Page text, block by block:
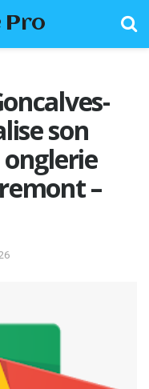
Pro
son
–